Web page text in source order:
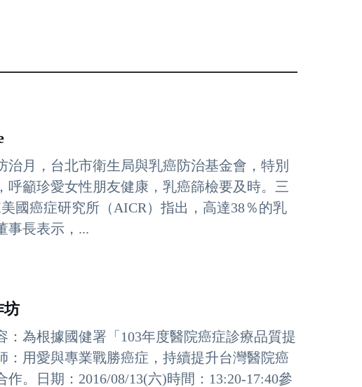
月，台北市衛生局與乳癌防治基金會，特別
籲珍愛女性朋友健康，乳癌篩檢要及時。三
國癌症研究所（AICR）指出，高達38％的乳
事長表示，...
坊
為根據國健署「103年度醫院癌症診療品質提
用愛與專業戰勝癌症，持續提升台灣醫院癌
。日期：2016/08/13(六)時間：13:20-17:40參